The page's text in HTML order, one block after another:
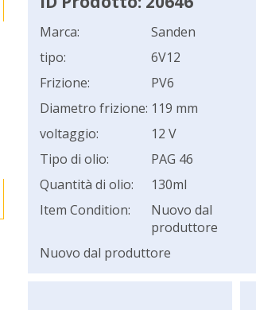
Marca:
Sanden
tipo:
6V12
Frizione:
PV6
Diametro frizione: 119 mm
voltaggio:
12 V
Tipo di olio:
PAG 46
Quantità di olio:
130ml
Item Condition:
Nuovo dal
produttore
Nuovo dal produttore